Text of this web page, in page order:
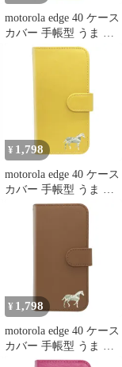
motorola edge 40 ケース
カバー 手帳型 うま 馬
edge 40ケース edge 40カ
バー edge40ケース
edge40カバー "2q-2pl-
¥ 1,798
motorola edge 40 ケース
カバー 手帳型 うま 馬
edge 40ケース edge 40カ
¥ 1,798
motorola edge 40 ケース
カバー 手帳型 うま 馬
edge 40ケース edge 40カ